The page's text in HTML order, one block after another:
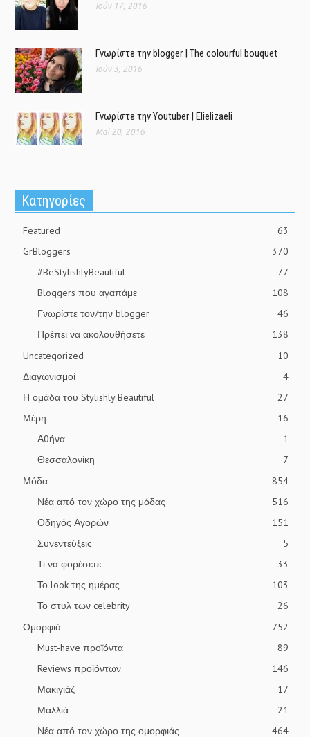
Ιούν 17, 2016
Γνωρίστε την blogger | The colourful bouquet
Ιούν 3, 2016
Γνωρίστε την Youtuber | Elielizaeli
Μαΐ 20, 2016
Kατηγορίες
Featured
63
GrBloggers
370
#BeStylishlyBeautiful
77
Bloggers που αγαπάμε
108
Γνωρίστε τον/την blogger
46
Πρέπει να ακολουθήσετε
138
Uncategorized
10
Διαγωνισμοί
4
Η ομάδα του Stylishly Beautiful
27
Μέρη
16
Αθήνα
1
Θεσσαλονίκη
7
Μόδα
854
Νέα από τον χώρο της μόδας
516
Οδηγός Αγορών
151
Συνεντεύξεις
5
Τι να φορέσετε
33
Το look της ημέρας
103
Το στυλ των celebrity
26
Ομορφιά
752
Must-have προϊόντα
89
Reviews προϊόντων
146
Μακιγιάζ
17
Μαλλιά
21
Νέα από τον χώρο της ομορφιάς
464